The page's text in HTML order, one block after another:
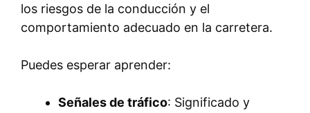
los riesgos de la conducción y el
comportamiento adecuado en la carretera.
Puedes esperar aprender:
Señales de tráfico: Significado y